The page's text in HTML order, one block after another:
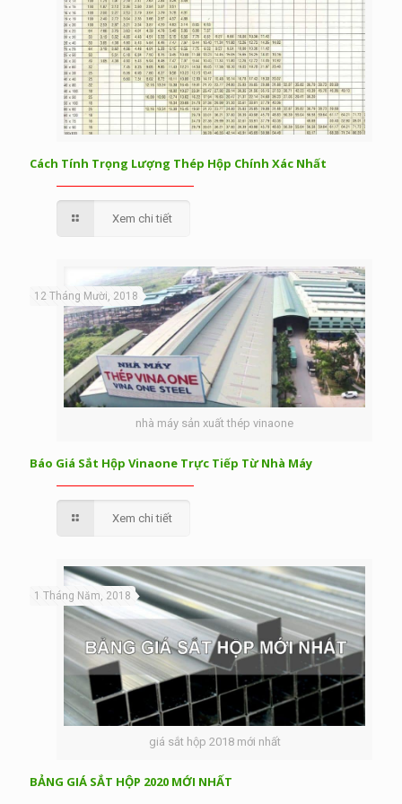
Cách Tính Trọng Lượng Thép Hộp Chính Xác Nhất
Xem chi tiết
nhà máy sản xuất thép vinaone
12 Tháng Mười, 2018
Báo Giá Sắt Hộp Vinaone Trực Tiếp Từ Nhà Máy
Xem chi tiết
giá sắt hộp 2018 mới nhất
1 Tháng Năm, 2018
BẢNG GIÁ SẮT HỘP 2020 MỚI NHẤT